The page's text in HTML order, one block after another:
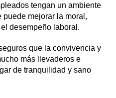
tengan un ambiente
puede mejorar la moral,
desempeño laboral.
que la convivencia y
más llevaderos e
de tranquilidad y sano